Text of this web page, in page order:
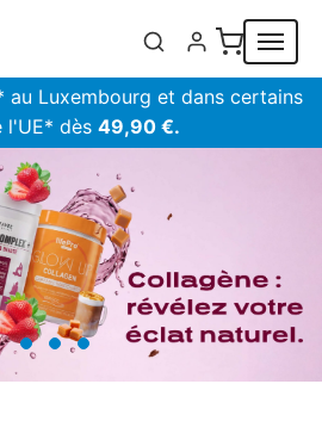
au Luxembourg et dans certains
l'UE* dès 49,90 €.